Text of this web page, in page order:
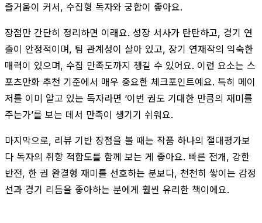
즐거움이 커서, 수집형 독자와 궁합이 좋아요.
장점만 간단히 정리하면 이래요. 성장 서사가 탄탄하고, 경기 연
출이 안정적이며, 팀 관계성이 살아 있고, 장기 연재작의 익숙한
매력이 있으며, 수집 만족도까지 챙길 수 있어요. 이런 요소는 스
포츠만화 추천 기준에서 매우 중요한 체크포인트예요. 특히 메이
저를 이미 알고 있는 독자라면 ‘이번 권도 기대한 만큼의 재미를
주는가’를 보는 데서 만족이 생기기 쉬워요.
마지막으로, 리뷰 기반 장점을 볼 때는 작품 하나의 절대평가보
다 독자의 취향 적합도를 함께 보는 게 좋아요. 빠른 전개, 강한
반전, 한 권 완결형 재미를 선호하는 분보다, 천천히 쌓이는 감정
선과 경기 리듬을 좋아하는 분에게 훨씬 유리한 책이에요.